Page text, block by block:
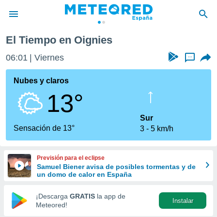
de
por
que se
calidad.
a este
las
y
forma
digital
basada
El Tiempo en Oignies
06:01 Viernes ...
Nubes y claros
13°
Sensación de 13°
Sur
3
5 km/h
Previsión para el eclipse
Samuel Biener avisa de posibles tormentas y de
un domo de calor en España
¡Descarga GRATIS la app de
Meteored!
Instalar